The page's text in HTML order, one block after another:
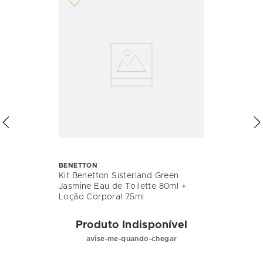
BENETTON
Kit Benetton Sisterland Green
Jasmine Eau de Toilette 80ml +
Loção Corporal 75ml
Produto Indisponível
avise-me-quando-chegar